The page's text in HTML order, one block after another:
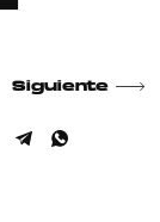
Siguiente